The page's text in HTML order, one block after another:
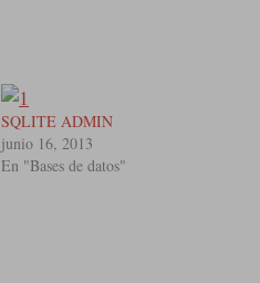
SQLITE ADMIN
junio 16, 2013
En "Bases de datos"